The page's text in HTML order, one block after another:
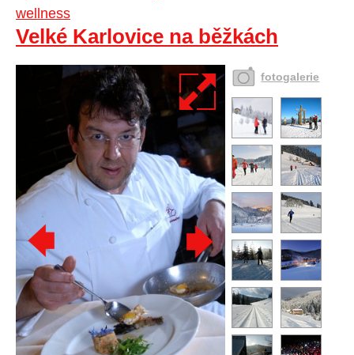
wellness
Velké Karlovice na běžkách
fotogalerie